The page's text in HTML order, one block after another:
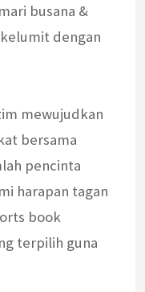
busana &
dengan
mewujudkan
bersama
pencinta
harapan tagan
book
terpilih guna